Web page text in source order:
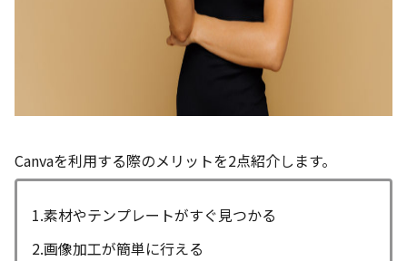
Canvaを利用する際のメリットを2点紹介します。
1.素材やテンプレートがすぐ見つかる
2.画像加工が簡単に行える